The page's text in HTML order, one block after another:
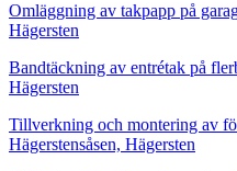
Omläggning av takpapp på
Hägersten
Bandtäckning av entrétak på
Hägersten
Tillverkning och montering av
Hägerstensåsen, Hägersten